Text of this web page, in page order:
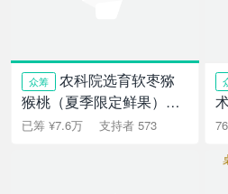
众筹
农科院选育软枣猕
猴桃（夏季限定鲜果）维
C含量非常高！
已筹 ¥7.6万 支持者 573